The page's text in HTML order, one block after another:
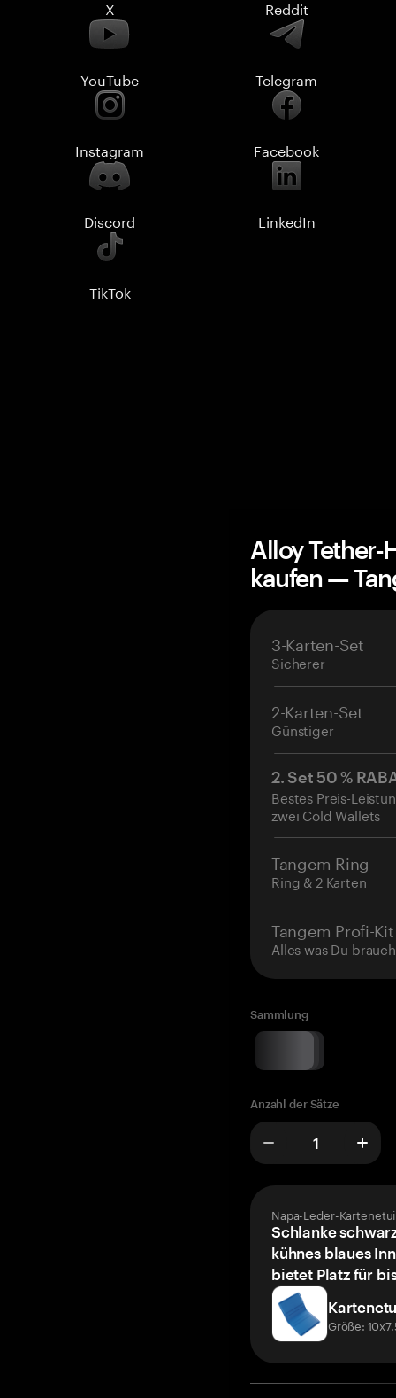
X Reddit
YouTube Telegram
Instagram Facebook
Discord LinkedIn
TikTok
Alloy Tether-
kaufen —
3-Karten-Set
Sicherer
2-Karten-Set
Günstiger
2. Set 50 %
Bestes Preis-
zwei Cold Wallets
Tangem Ring
Ring & 2 Karten
Tangem Profi-Kit
Alles was Du
Sammlung
Anzahl der Sätze
Napa-Leder-
Schlanke
kühnes blaues
bietet Platz für
Größe: